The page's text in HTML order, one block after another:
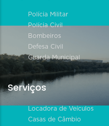
Polícia Militar
Polícia Civil
Bombeiros
Defesa Civil
Guarda Municipal
Serviços
Locadora de Veículos
Casas de Câmbio